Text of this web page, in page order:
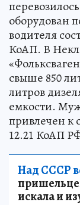
оборудован
водителя
КоАП. В
свыше 850
литров
емкости.
привлечен к
12.21 КоАП
Над СССР
искала и